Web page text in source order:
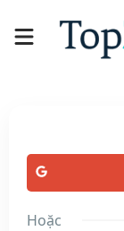
Hoặc